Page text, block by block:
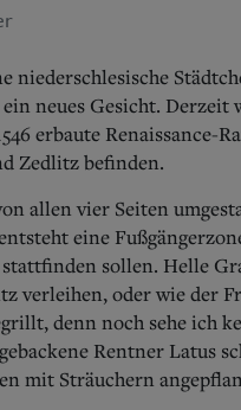
niederschlesische
neues Gesicht. Derzeit
erbaute Renaissance-
Zedlitz befinden.
allen vier Seiten
eine
sollen. Helle
verleihen, oder wie der
denn noch sehe ich
Rentner Latus
mit Sträuchern